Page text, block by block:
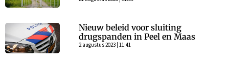
Nieuw beleid voor sluiting
drugspanden in Peel en Maas
2 augustus 2023 | 11:41